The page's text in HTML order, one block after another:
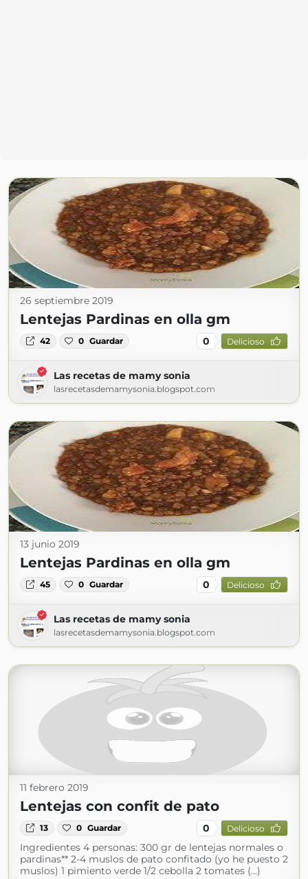
26 septiembre 2019
Lentejas Pardinas en olla gm
42 0 Guardar 0 Delicioso
Las recetas de mamy sonia
lasrecetasdemamysonia.blogspot.com
13 junio 2019
Lentejas Pardinas en olla gm
45 0 Guardar 0 Delicioso
Las recetas de mamy sonia
lasrecetasdemamysonia.blogspot.com
11 febrero 2019
Lentejas con confit de pato
13 0 Guardar 0 Delicioso
Ingredientes 4 personas: 300 gr de lentejas normales o
pardinas** 2-4 muslos de pato confitado (yo he puesto 2
muslos) 1 pimiento verde 1/2 cebolla 2 tomates (...)